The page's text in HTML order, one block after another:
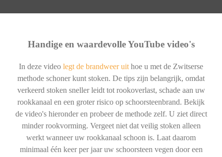
Handige en waardevolle YouTube video's
In deze video legt de brandweer uit hoe u met de Zwitserse
methode schoner kunt stoken. De tips zijn belangrijk, omdat
verkeerd stoken sneller leidt tot rookoverlast, schade aan uw
rookkanaal en een groter risico op schoorsteenbrand. Bekijk
de video's hieronder en probeer de methode zelf. U ziet direct
minder rookvorming. Vergeet niet dat veilig stoken alleen
werkt wanneer uw rookkanaal schoon is. Laat daarom
minimaal één keer per jaar uw schoorsteen vegen door een